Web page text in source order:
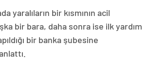
yaralıların bir kısmının acil
bir bara, daha sonra ise ilk yardım
bir banka şubesine